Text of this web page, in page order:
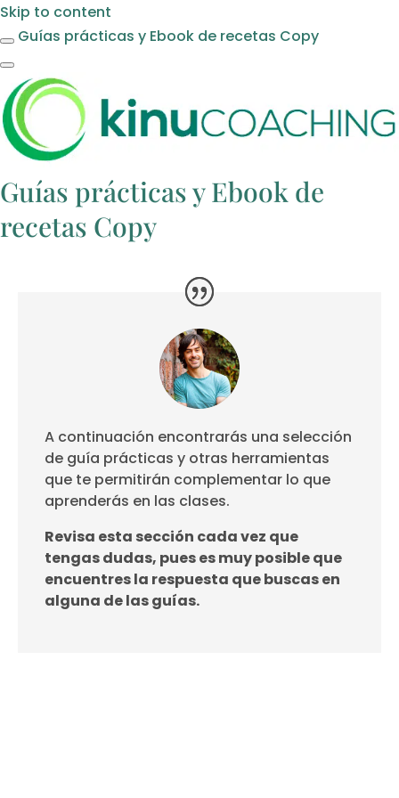
Skip to content
Guías prácticas y Ebook de recetas Copy
Guías prácticas y Ebook de
recetas Copy
A continuación encontrarás una selección
de guía prácticas y otras herramientas
que te permitirán complementar lo que
aprenderás en las clases.
Revisa esta sección cada vez que
tengas dudas, pues es muy posible que
encuentres la respuesta que buscas en
alguna de las guías.